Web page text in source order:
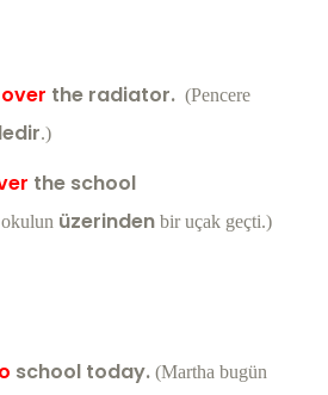
over the radiator. (Pencere
.)
the school
üzerinden bir uçak geçti.)
school today. (Martha bugün